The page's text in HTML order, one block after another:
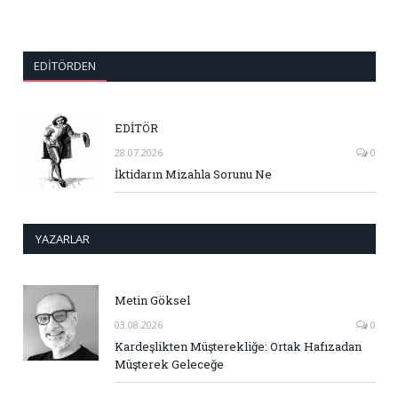
EDITÖRDEN
EDİTÖR
28.07.2026 0
İktidarın Mizahla Sorunu Ne
YAZARLAR
Metin Göksel
03.08.2026 0
Kardeşlikten Müşterekliğe: Ortak Hafızadan
Müşterek Geleceğe